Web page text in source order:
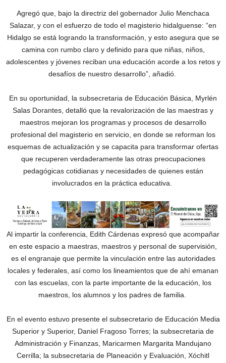
Agregó que, bajo la directriz del gobernador Julio Menchaca
Salazar, y con el esfuerzo de todo el magisterio hidalguense: “en
Hidalgo se está logrando la transformación, y esto asegura que se
camina con rumbo claro y definido para que niñas, niños,
adolescentes y jóvenes reciban una educación acorde a los retos y
desafíos de nuestro desarrollo”, añadió.
En su oportunidad, la subsecretaria de Educación Básica, Myrlén
Salas Dorantes, detalló que la revalorización de las maestras y
maestros mejoran los programas y procesos de desarrollo
profesional del magisterio en servicio, en donde se reforman los
esquemas de actualización y se capacita para transformar ofertas
que recuperen verdaderamente las otras preocupaciones
pedagógicas cotidianas y necesidades de quienes están
involucrados en la práctica educativa.
Al impartir la conferencia, Edith Cárdenas expresó que acompañar
en este espacio a maestras, maestros y personal de supervisión,
es el engranaje que permite la vinculación entre las autoridades
locales y federales, así como los lineamientos que de ahí emanan
con las escuelas, con la parte importante de la educación, los
maestros, los alumnos y los padres de familia.
En el evento estuvo presente el subsecretario de Educación Media
Superior y Superior, Daniel Fragoso Torres; la subsecretaria de
Administración y Finanzas, Maricarmen Margarita Mandujano
Cerrilla; la subsecretaria de Planeación y Evaluación, Xóchitl